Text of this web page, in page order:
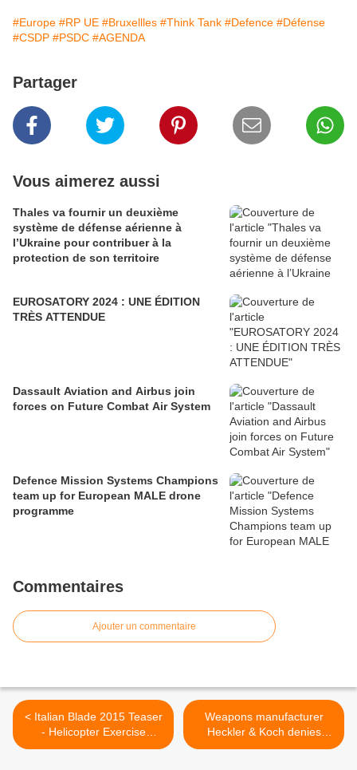
#Europe #RP UE #Bruxellles #Think Tank #Defence #Défense
#CSDP #PSDC #AGENDA
Partager
Vous aimerez aussi
Thales va fournir un deuxième
système de défense aérienne à
l’Ukraine pour contribuer à la
protection de son territoire
EUROSATORY 2024 : UNE ÉDITION
TRÈS ATTENDUE
Dassault Aviation and Airbus join
forces on Future Combat Air System
Defence Mission Systems Champions
team up for European MALE drone
programme
Commentaires
Ajouter un commentaire
< Italian Blade 2015 Teaser
- Helicopter Exercise
Programme
Weapons manufacturer
Heckler & Koch denies
problems with army rifles >